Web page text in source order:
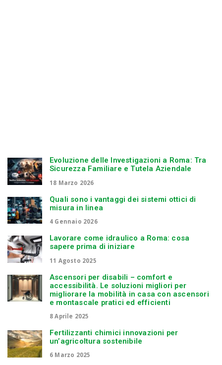
Evoluzione delle Investigazioni a Roma: Tra
Sicurezza Familiare e Tutela Aziendale
18 Marzo 2026
Quali sono i vantaggi dei sistemi ottici di
misura in linea
4 Gennaio 2026
Lavorare come idraulico a Roma: cosa
sapere prima di iniziare
11 Agosto 2025
Ascensori per disabili – comfort e
accessibilità. Le soluzioni migliori per
migliorare la mobilità in casa con ascensori
e montascale pratici ed efficienti
8 Aprile 2025
Fertilizzanti chimici innovazioni per
un’agricoltura sostenibile
6 Marzo 2025